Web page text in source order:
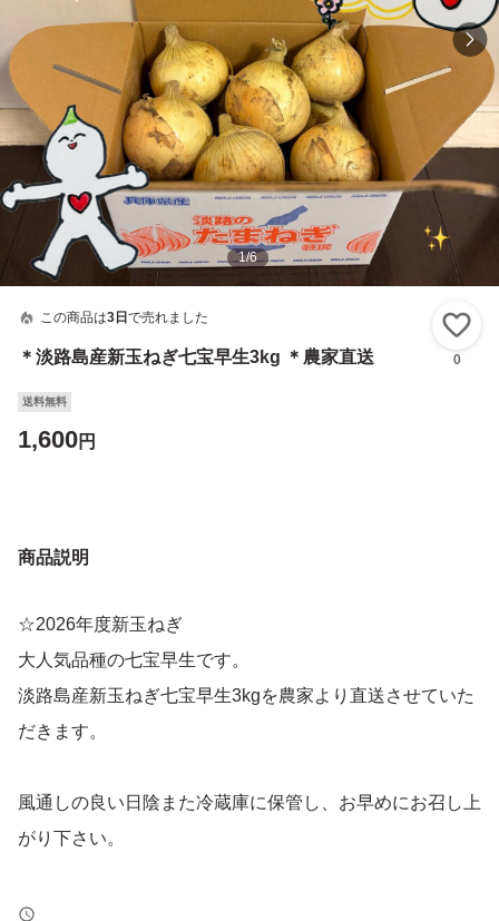
1/6
この商品は3日 で売れました
＊淡路島産新玉ねぎ七宝早生3kg ＊農家直送 0
送料無料
1,600円
商品説明
☆2026年度新玉ねぎ
大人気品種の七宝早生です。
淡路島産新玉ねぎ七宝早生3kgを農家より直送させていた
だきます。
風通しの良い日陰また冷蔵庫に保管し、お早めにお召し上
がり下さい。
甘みがあるので食べ方はスライスにしてカツオ節とポン酢